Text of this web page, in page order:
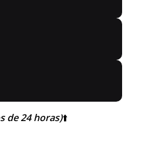
de 24 horas)⬆️